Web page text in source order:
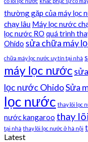
thường gặp của máy lọc
chạy lâu Máy lọc nước
lọc nước RO quá trình
Ohido sửa chữa máy
chữa máy lọc nước uy tín tại nhà
máy lọc nước
lọc nước OhidoSửa
lọc nước thay lõi lọc
nước kangaroo thay
tại nhà thay lõi lọc nước ở hà nội
Latest